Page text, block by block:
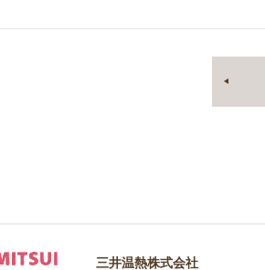
三井温熱株式会社
三井温熱株式会社